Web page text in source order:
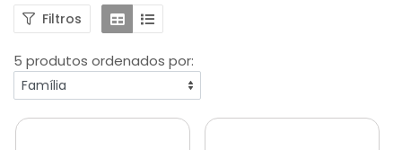
Filtros
5 produtos ordenados por: